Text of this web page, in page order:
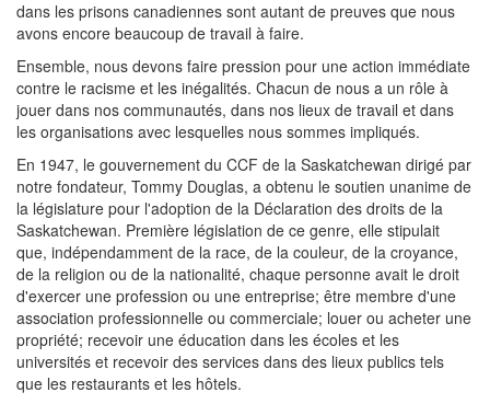
dans les prisons canadiennes sont autant de preuves que nous
avons encore beaucoup de travail à faire.
Ensemble, nous devons faire pression pour une action immédiate
contre le racisme et les inégalités. Chacun de nous a un rôle à
jouer dans nos communautés, dans nos lieux de travail et dans
les organisations avec lesquelles nous sommes impliqués.
En 1947, le gouvernement du CCF de la Saskatchewan dirigé par
notre fondateur, Tommy Douglas, a obtenu le soutien unanime de
la législature pour l'adoption de la Déclaration des droits de la
Saskatchewan. Première législation de ce genre, elle stipulait
que, indépendamment de la race, de la couleur, de la croyance,
de la religion ou de la nationalité, chaque personne avait le droit
d'exercer une profession ou une entreprise; être membre d'une
association professionnelle ou commerciale; louer ou acheter une
propriété; recevoir une éducation dans les écoles et les
universités et recevoir des services dans des lieux publics tels
que les restaurants et les hôtels.